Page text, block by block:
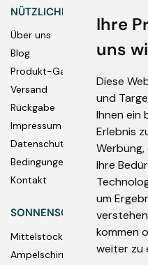
Ihre
uns
Diese
und
Ihnen ein
Erlebnis
Werbung,
Ihre
um
kommen
weiter zu
NÜTZLICHE LINKS
Über uns
Blog
Produkt-Garantie
Versand
Rückgabe
Impressum
Datenschutz
Bedingungen & Konditionen
Kontakt
SONNENSCHIRME
Mittelstockschirme
Ampelschirme